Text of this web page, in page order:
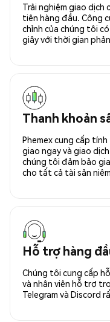
Trải nghiệm giao dịch
tiên hàng đầu. Công
chỉnh của chúng tôi
giây với thời gian
Thanh khoản
Phemex cung cấp
giao ngay và giao
chúng tôi đảm bảo
cho tất cả tài sản
Hỗ trợ hàng
Chúng tôi cung cấp
và nhân viên hỗ trợ
Telegram và Discord